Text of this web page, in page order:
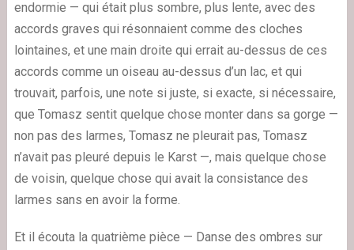
endormie — qui était plus sombre, plus lente, avec des
accords graves qui résonnaient comme des cloches
lointaines, et une main droite qui errait au-dessus de ces
accords comme un oiseau au-dessus d’un lac, et qui
trouvait, parfois, une note si juste, si exacte, si nécessaire,
que Tomasz sentit quelque chose monter dans sa gorge —
non pas des larmes, Tomasz ne pleurait pas, Tomasz
n’avait pas pleuré depuis le Karst —, mais quelque chose
de voisin, quelque chose qui avait la consistance des
larmes sans en avoir la forme.
Et il écouta la quatrième pièce — Danse des ombres sur